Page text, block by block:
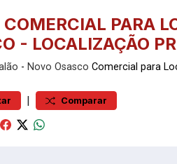
PARA
- LOCALIZAÇÃO
- Novo Osasco Comercial para
| Comparar